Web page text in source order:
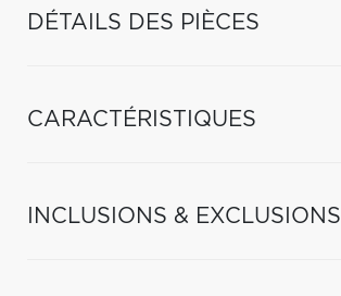
DÉTAILS DES PIÈCES
CARACTÉRISTIQUES
INCLUSIONS & EXCLUSIONS